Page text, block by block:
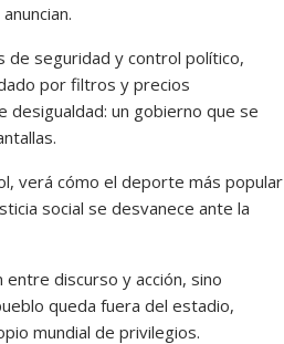
de seguridad y control político,
por filtros y precios
desigualdad: un gobierno que se
verá cómo el deporte más popular
social se desvanece ante la
entre discurso y acción, sino
queda fuera del estadio,
mundial de privilegios.